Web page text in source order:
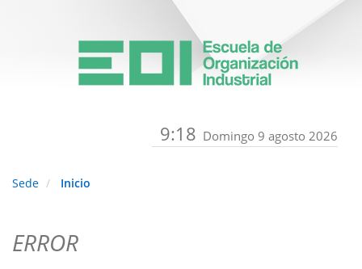
9:18 Domingo 9 agosto 2026
Sede Inicio
ERROR